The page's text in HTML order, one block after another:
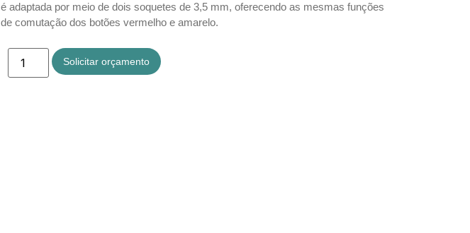
é adaptada por meio de dois soquetes de 3,5 mm, oferecendo as mesmas funções
de comutação dos botões vermelho e amarelo.
Solicitar orçamento